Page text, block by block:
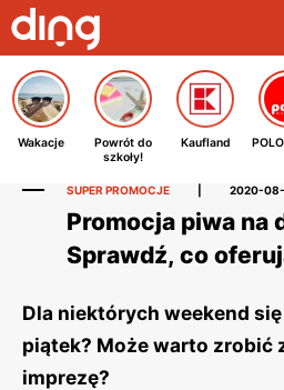
Wakacje
Powrót do
szkoły!
Kaufland
SUPER PROMOCJE 2020-
Promocja piwa na
Sprawdź, co
Dla niektórych weekend
piątek? Może warto zrobić
imprezę?